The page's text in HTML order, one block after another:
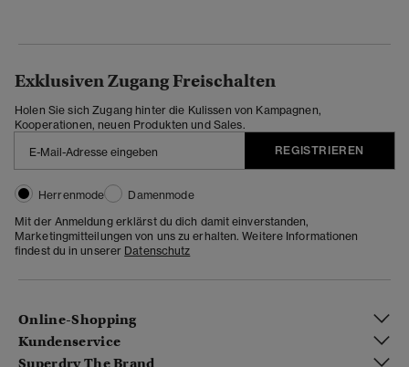
Exklusiven Zugang Freischalten
Holen Sie sich Zugang hinter die Kulissen von Kampagnen,
Kooperationen, neuen Produkten und Sales.
REGISTRIEREN
Herrenmode
Damenmode
Mit der Anmeldung erklärst du dich damit einverstanden,
Marketingmitteilungen von uns zu erhalten. Weitere Informationen
findest du in unserer Datenschutz
Online-Shopping
Kundenservice
Superdry The Brand